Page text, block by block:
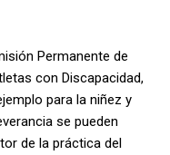
Permanente de
con Discapacidad,
para la niñez y
se pueden
de la práctica del